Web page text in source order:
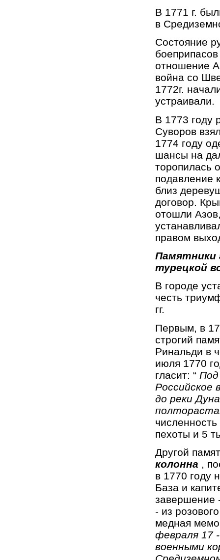
В 1771 г.
в
Состояние
отношение
война со
1772г.
устраивали.
В 1773 году
Суворов
1774 году
шансы на
торопилась
подавление
близ
договор.
отошли
правом
Памятники
турецкой
В городе
честь
гг.
Первым, в
строгий
Ринальди в
июля 1770
гласит: “
Российское
до реки
пехоты и 5
Другой
колонна ,
в 1770 году
База и
завершение
- из
медная
февраля 17
военными